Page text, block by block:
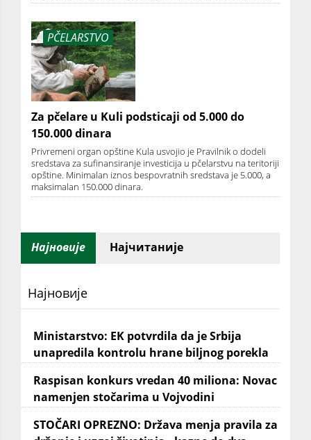
PČELARSTVO
Za pčelare u Kuli podsticaji od 5.000 do
150.000 dinara
Privremeni organ opštine Kula usvojio je Pravilnik o dodeli
sredstava za sufinansiranje investicija u pčelarstvu na teritoriji
opštine. Minimalan iznos bespovratnih sredstava je 5.000, a
maksimalan 150.000 dinara.
Најновије Најчитаније
Најновије
Ministarstvo: EK potvrdila da je Srbija
unapredila kontrolu hrane biljnog porekla
Raspisan konkurs vredan 40 miliona: Novac
namenjen stočarima u Vojvodini
STOČARI OPREZNO: Država menja pravila za